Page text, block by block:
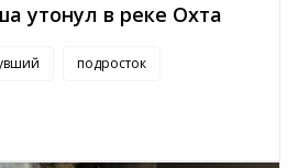
утонул в реке Охта
подросток